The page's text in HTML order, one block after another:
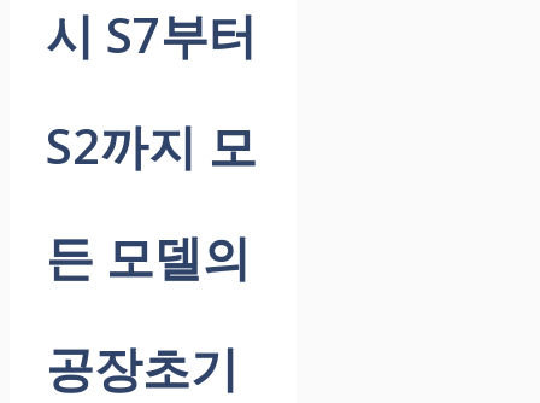
시 S7부터
S2까지 모
든 모델의
공장초기